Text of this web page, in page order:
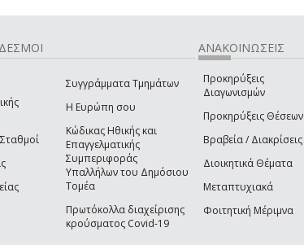
Συγγράμματα Τμημάτων
Η Ευρώπη σου
Κώδικας Ηθικής και
Επαγγελματικής
Συμπεριφοράς
Υπαλλήλων του Δημόσιου
Τομέα
Πρωτόκολλα διαχείρισης
κρούσματος Covid-19
ΑΝΑΚΟΙΝΩΣΕΙΣ
Προκηρύξεις
Διαγωνισμών
Προκηρύξεις Θέσεων
Βραβεία / Διακρίσεις
Διοικητικά Θέματα
Μεταπτυχιακά
Φοιτητική Μέριμνα